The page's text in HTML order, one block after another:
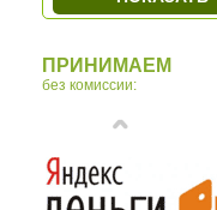
ПРИНИМАЕМ
без комиссии: